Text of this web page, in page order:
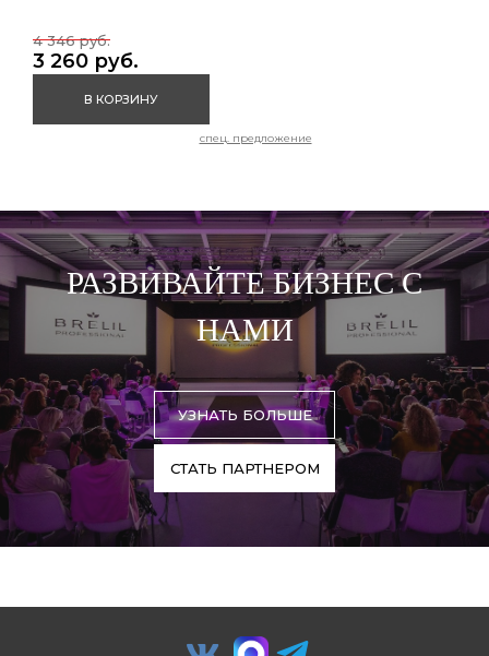
3 260 руб.
4 346 руб.
В КОРЗИНУ
спец. предложение
РАЗВИВАЙТЕ БИЗНЕС С
НАМИ
УЗНАТЬ БОЛЬШЕ
СТАТЬ ПАРТНЕРОМ